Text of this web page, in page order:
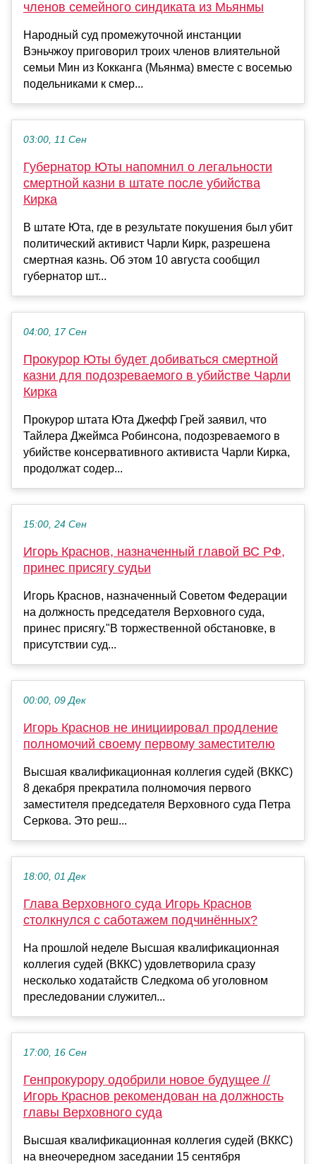
членов семейного синдиката из Мьянмы
Народный суд промежуточной инстанции
Вэньчжоу приговорил троих членов влиятельной
семьи Мин из Кокканга (Мьянма) вместе с восемью
подельниками к смер...
03:00, 11 Сен
Губернатор Юты напомнил о легальности
смертной казни в штате после убийства
Кирка
В штате Юта, где в результате покушения был убит
политический активист Чарли Кирк, разрешена
смертная казнь. Об этом 10 августа сообщил
губернатор шт...
04:00, 17 Сен
Прокурор Юты будет добиваться смертной
казни для подозреваемого в убийстве Чарли
Кирка
Прокурор штата Юта Джефф Грей заявил, что
Тайлера Джеймса Робинсона, подозреваемого в
убийстве консервативного активиста Чарли Кирка,
продолжат содер...
15:00, 24 Сен
Игорь Краснов, назначенный главой ВС РФ,
принес присягу судьи
Игорь Краснов, назначенный Советом Федерации
на должность председателя Верховного суда,
принес присягу."В торжественной обстановке, в
присутствии суд...
00:00, 09 Дек
Игорь Краснов не инициировал продление
полномочий своему первому заместителю
Высшая квалификационная коллегия судей (ВККС)
8 декабря прекратила полномочия первого
заместителя председателя Верховного суда Петра
Серкова. Это реш...
18:00, 01 Дек
Глава Верховного суда Игорь Краснов
столкнулся с саботажем подчинённых?
На прошлой неделе Высшая квалификационная
коллегия судей (ВККС) удовлетворила сразу
несколько ходатайств Следкома об уголовном
преследовании служител...
17:00, 16 Сен
Генпрокурору одобрили новое будущее //
Игорь Краснов рекомендован на должность
главы Верховного суда
Высшая квалификационная коллегия судей (ВККС)
на внеочередном заседании 15 сентября